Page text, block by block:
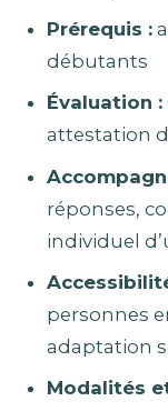
Prérequis :
débutants
Évaluation :
attestation
réponses,
individuel
personnes
adaptation
Modalités